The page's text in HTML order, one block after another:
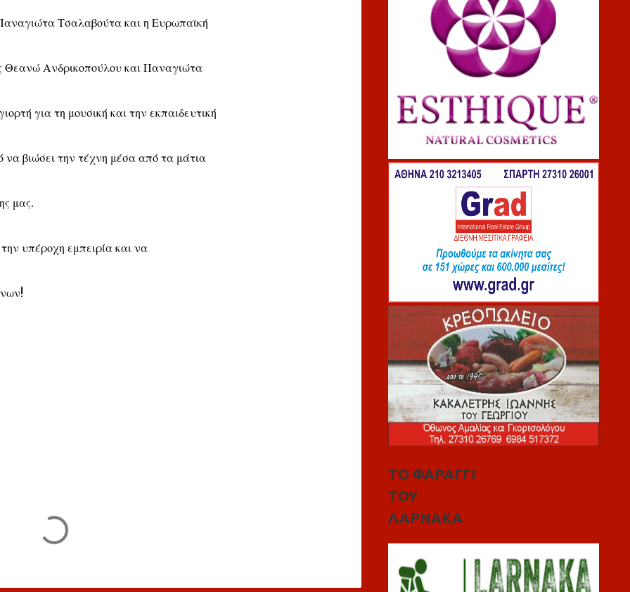
Τσαλαβούτα και η Ευρωπαϊκή
Θεανώ Ανδρικοπούλου και Παναγιώτα
για τη μουσική και την εκπαιδευτική
να βιώσει την τέχνη μέσα από τα μάτια
μας.
υπέροχη εμπειρία και να
ΤΟ ΦΑΡΑΓΓΙ
ΤΟΥ
ΛΑΡΝΑΚΑ